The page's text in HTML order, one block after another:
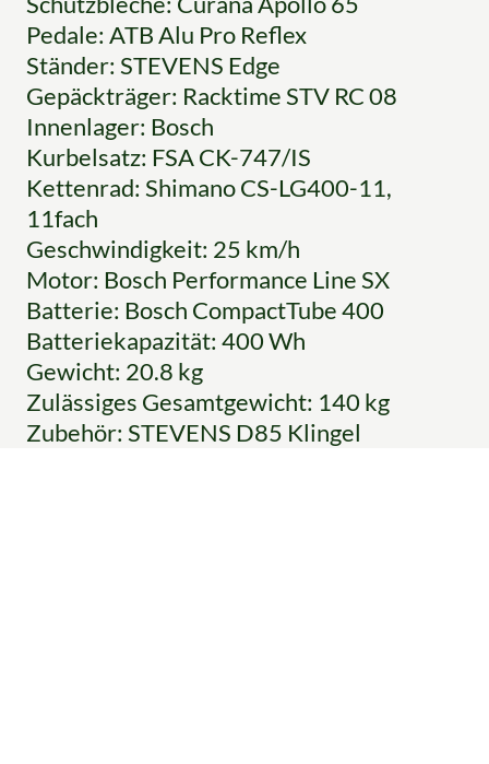
Pedale: ATB Alu Pro Reflex
Ständer: STEVENS Edge
Gepäckträger: Racktime STV RC 08
Innenlager: Bosch
Kurbelsatz: FSA CK-747/IS
Kettenrad: Shimano CS-LG400-11,
11fach
Geschwindigkeit: 25 km/h
Motor: Bosch Performance Line SX
Batterie: Bosch CompactTube 400
Batteriekapazität: 400 Wh
Gewicht: 20.8 kg
Zulässiges Gesamtgewicht: 140 kg
Zubehör: STEVENS D85 Klingel